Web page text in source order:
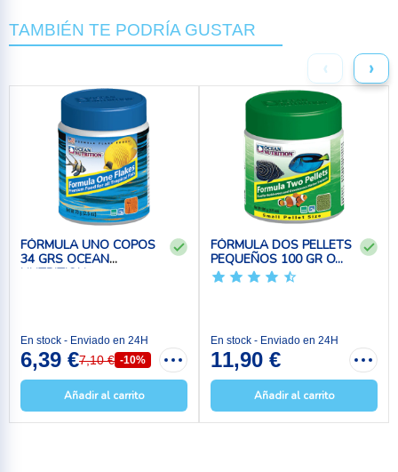
TAMBIÉN TE PODRÍA GUSTAR
‹ ›
FÓRMULA UNO COPOS
34 GRS OCEAN
NUTRITION
En stock - Enviado en 24H
6,39 €7,10 € -10%
Añadir al carrito
FÓRMULA DOS PELLETS
PEQUEÑOS 100 GR O...
En stock - Enviado en 24H
11,90 €
Añadir al carrito